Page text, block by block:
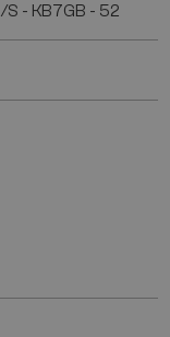
- KB7GB - 52